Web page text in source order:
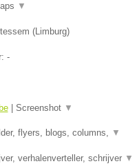
▼
(Limburg)
-
| Screenshot ▼
flyers, blogs, columns, ▼
verhalenverteller, schrijver ▼